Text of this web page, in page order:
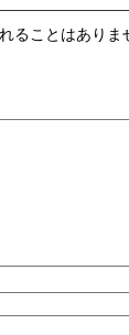
ることはありま